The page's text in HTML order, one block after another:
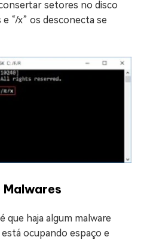
setores no disco
“/x” os desconecta se
Malwares
que haja algum malware
ocupando espaço e